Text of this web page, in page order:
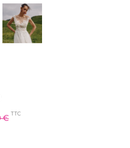
€ TTC